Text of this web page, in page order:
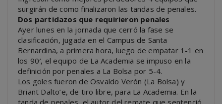
surgirán de como finalizaron las tandas de penales.
Dos partidazos que requirieron penales
Ayer lunes en la jornada que cerró la fase se
clasificación, jugada en el Campus de Santa
Bernardina, a primera hora, luego de empatar 1-1 en
los 90′, el equipo de La Academia se impuso en la
definición por penales a La Bolsa por 5-4.
Los goles fueron de Osvaldo Verón (La Bolsa) y
Briant Dalto’e, de tiro libre, para La Academia. En la